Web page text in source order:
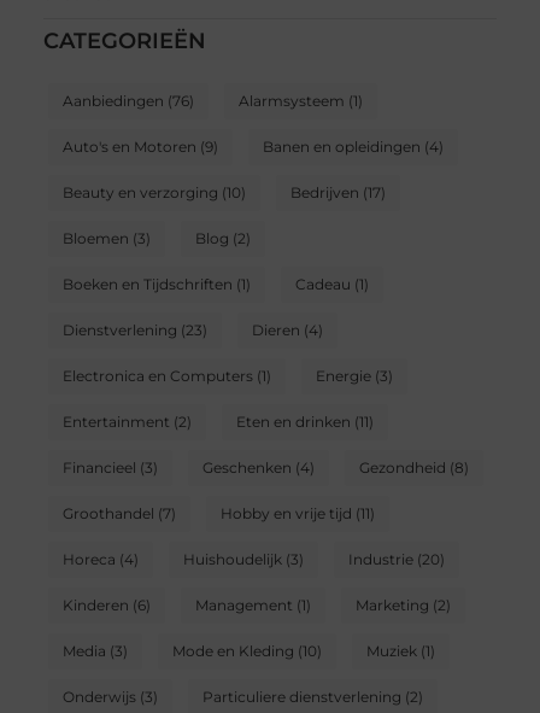
CATEGORIEËN
Aanbiedingen (76) Alarmsysteem (1)
Auto's en Motoren (9) Banen en opleidingen (4)
Beauty en verzorging (10) Bedrijven (17)
Bloemen (3) Blog (2)
Boeken en Tijdschriften (1) Cadeau (1)
Dienstverlening (23) Dieren (4)
Electronica en Computers(1) Energie(3)
Entertainment (2) Eten en drinken (11)
Financieel (3) Geschenken (4) Gezondheid (8)
Groothandel (7) Hobby en vrije tijd (11)
Horeca (4) Huishoudelijk (3) Industrie(20)
Kinderen (6) Management (1) Marketing (2)
Media (3) Mode en Kleding (10) Muziek (1)
Onderwijs(3) Particuliere dienstverlening (2)